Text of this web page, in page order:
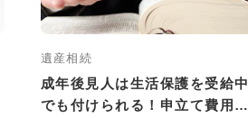
遺産相続
成年後見人は生活保護を受給中
でも付けられる！申立て費用の